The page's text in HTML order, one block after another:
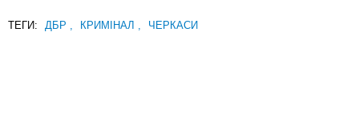
ТЕГИ: ДБР , КРИМІНАЛ , ЧЕРКАСИ